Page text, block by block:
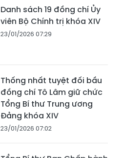
Danh sách 19 đồng chí Ủy
viên Bộ Chính trị khóa XIV
23/01/2026 07:29
Thống nhất tuyệt đối bầu
đồng chí Tô Lâm giữ chức
Tổng Bí thư Trung ương
Đảng khóa XIV
23/01/2026 07:02